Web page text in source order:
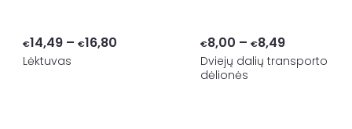
€14,49 – €16,80Price
Lėktuvas
€8,00 – €8,49Price
range:
Dviejų dalių transporto
dėlionės